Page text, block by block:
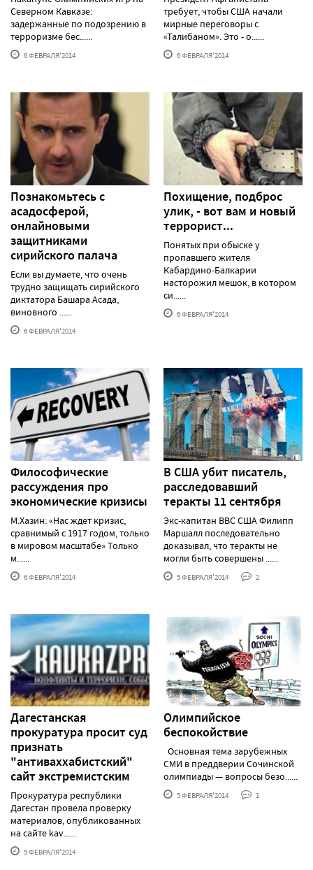
Северном Кавказе:
задержанные по подозрению в
терроризме бес......
6 ФЕВРАЛЯ'2014
требует, чтобы США начали
мирные переговоры с
«Талибаном». Это - о......
6 ФЕВРАЛЯ'2014
Познакомьтесь с
асадосферой,
онлайновыми
защитниками
сирийского палача
Если вы думаете, что очень
трудно защищать сирийского
диктатора Башара Асада,
виновного ......
6 ФЕВРАЛЯ'2014
Похищение, подброс
улик, - вот вам и новый
террорист...
Понятых при обыске у
пропавшего жителя
Кабардино-Балкарии
насторожил мешок, в котором
си......
6 ФЕВРАЛЯ'2014
Философические
рассуждения про
экономические кризисы
М.Хазин: «Нас ждет кризис,
сравнимый с 1917 годом, только
в мировом масштабе» Только
м......
6 ФЕВРАЛЯ'2014
В США убит писатель,
расследовавший
теракты 11 сентября
Экс-капитан ВВС США Филипп
Маршалл последовательно
доказывал, что теракты не
могли быть совершены ......
5 ФЕВРАЛЯ'2014 2
Дагестанская
прокуратура просит суд
признать
"антиваххабистский"
сайт экстремистским
Прокуратура республики
Дагестан провела проверку
материалов, опубликованных
на сайте kav......
5 ФЕВРАЛЯ'2014
Олимпийское
беспокойствие
Основная тема зарубежных
СМИ в преддверии Сочинской
олимпиады — вопросы безо......
5 ФЕВРАЛЯ'2014 1